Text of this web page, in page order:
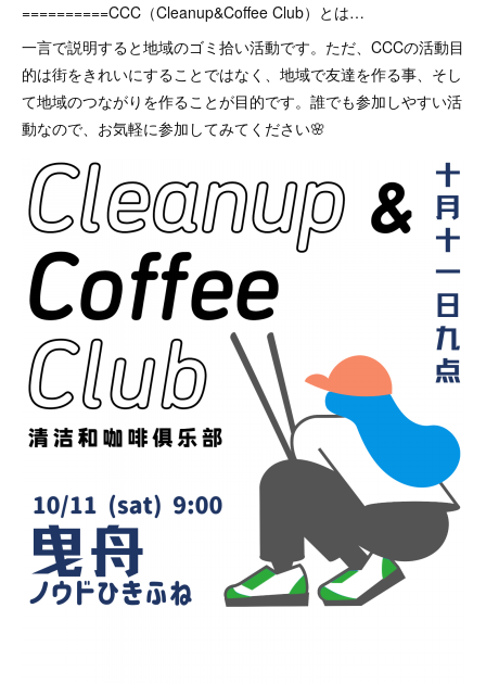
==========CCC（Cleanup&Coffee Club）とは…
一言で説明すると地域のゴミ拾い活動です。ただ、CCCの活動目
的は街をきれいにすることではなく、地域で友達を作る事、そし
て地域のつながりを作ることが目的です。誰でも参加しやすい活
動なので、お気軽に参加してみてください🌸